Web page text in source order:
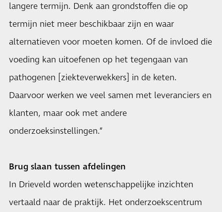
langere termijn. Denk aan grondstoffen die op
termijn niet meer beschikbaar zijn en waar
alternatieven voor moeten komen. Of de invloed die
voeding kan uitoefenen op het tegengaan van
pathogenen [ziekteverwekkers] in de keten.
Daarvoor werken we veel samen met leveranciers en
klanten, maar ook met andere
onderzoeksinstellingen.”
Brug slaan tussen afdelingen
In Drieveld worden wetenschappelijke inzichten
vertaald naar de praktijk. Het onderzoekscentrum